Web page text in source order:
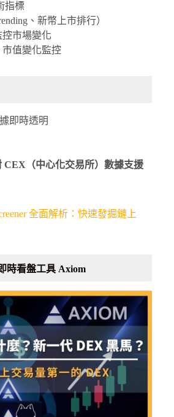
指標
、新幣上市排行）
市場變化
值變化監控
即時透明
CEX（中心化交易所）數據支援
全面解析：快速發掘鏈上
時看盤工具 Axiom